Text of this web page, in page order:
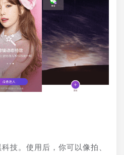
技。使用后，你可以像拍、